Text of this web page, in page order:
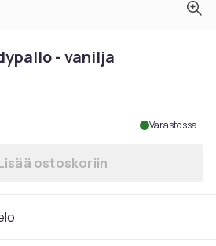
- vanilja
Varastossa
Lisää TRIX IFF
ostoskoriin